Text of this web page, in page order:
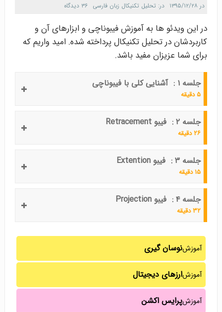
در ۱۳۹۵/۱۲/۲۸ در: تحلیل تکنیکال زبان فارسی ۳۶ دیدگاه
در این ویدئو ها به آموزش فیبوناچی و ابزارهای آن و
کاربردشان در تحلیل تکنیکال پرداخته شده. امید واریم که
برای شما عزیزان مفید باشد.
جلسه ۱ : آشنایی کلی با فیبوناچی
۵ دقیقه
جلسه ۲ : فیبو Retracement
۲۶ دقیقه
جلسه ۳ : فیبو Extention
۱۵ دقیقه
جلسه ۴ : فیبو Projection
۳۲ دقیقه
آموزشنوسان گیری
آموزشارزهای دیجیتال
آموزشپرایس اکشن